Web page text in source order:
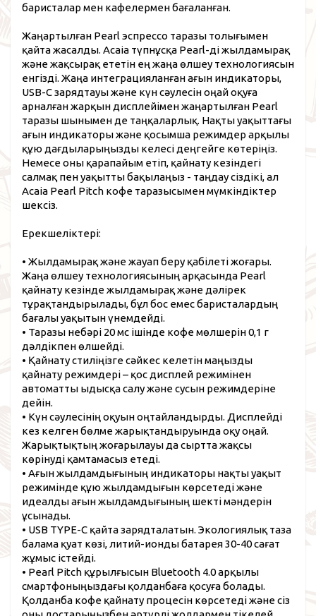
баристалар мен кафелермен бағаланған.
Жаңартылған Pearl эспрессо таразы толығымен
қайта жасалды. Acaia түпнұсқа Pearl-ді жылдамырақ
және жақсырақ ететін ең жаңа өлшеу технологиясын
енгізді. Жаңа интеграцияланған ағын индикаторы,
USB-C зарядтауы және күн сәулесін оңай оқуға
арналған жарқын дисплейімен жаңартылған Pearl
таразы шынымен де таңқаларлық. Нақты уақыттағы
ағын индикаторы және қосымша режимдер арқылы
құю дағдыларыңызды келесі деңгейге көтеріңіз.
Немесе оны қарапайым етіп, қайнату кезіндегі
салмақ пен уақытты бақылаңыз - таңдау сіздікі, ал
Acaia Pearl Pitch кофе таразысымен мүмкіндіктер
шексіз.
Ерекшеліктері:
• Жылдамырақ және жауап беру қабілеті жоғары.
Жаңа өлшеу технологиясының арқасында Pearl
қайнату кезінде жылдамырақ және дәлірек
тұрақтандырылады, бұл бос емес баристалардың
бағалы уақытын үнемдейді.
• Таразы небәрі 20 мс ішінде кофе мөлшерін 0,1 г
дәлдікпен өлшейді.
• Қайнату стиліңізге сәйкес келетін маңызды
қайнату режимдері – қос дисплей режимінен
автоматты ыдысқа салу және сусын режимдеріне
дейін.
• Күн сәулесінің оқуын оңтайландырды. Дисплейді
кез келген бөлме жарықтандыруында оқу оңай.
Жарықтықтың жоғарылауы да сыртта жақсы
көрінуді қамтамасыз етеді.
• Ағын жылдамдығының индикаторы нақты уақыт
режимінде құю жылдамдығын көрсетеді және
идеалды ағын жылдамдығының шекті мәндерін
ұсынады.
• USB TYPE-C қайта зарядталатын. Экологиялық таза
балама қуат көзі, литий-ионды батарея 30-40 сағат
жұмыс істейді.
• Pearl Pitch құрылғысын Bluetooth 4.0 арқылы
смартфоныңыздағы қолданбаға қосуға болады.
Қолданба кофе қайнату процесін көрсетеді және сіз